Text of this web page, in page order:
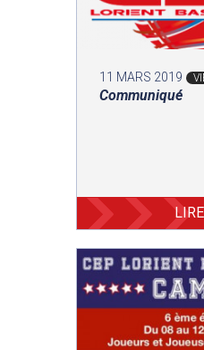
11 MARS 2019
Communiqué